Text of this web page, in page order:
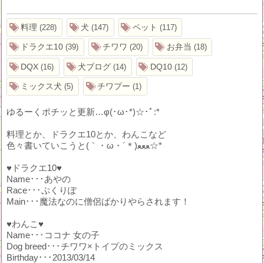
料理 228 犬 147 ペット 117
ドラクエ10 39 チワワ 20 お弁当 18
DQX 16 犬ブログ 14 DQ10 12
ミックス犬 5 チワプー 1
ゆるーくポチッと更新…φ(･ω･*)☆･ﾟ:*
料理とか、ドラクエ10とか、わんこなど
色々書いていこうと(｀・ω・´＊)ﻌﻌﻌ☆*
♥ドラクエ10♥
Name･･･あやの
Race･･･ぷくりぽ
Main･･･魔法なのに僧侶ばかりやらされます！
♥わんこ♥
Name･･･ココナ 女の子
Dog breed･･･チワワ×トイプのミックス
Birthday･･･2013/03/14